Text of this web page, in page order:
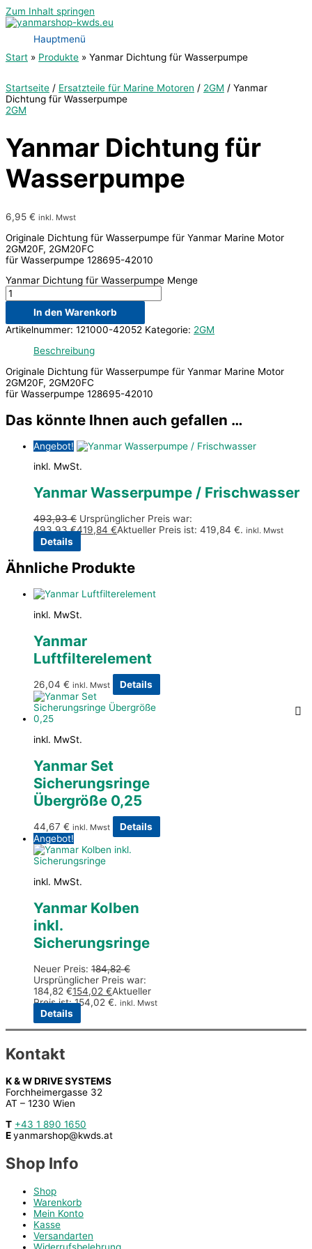
Zum Inhalt springen
Hauptmenü
Start
Produkte Yanmar Dichtung für Wasserpumpe
Startseite / Ersatzteile für Marine Motoren / 2GM / Yanmar
Dichtung für Wasserpumpe
2GM
Yanmar Dichtung für
Wasserpumpe
6,95 € inkl. Mwst
Originale Dichtung für Wasserpumpe für Yanmar Marine Motor
2GM20F, 2GM20FC
für Wasserpumpe 128695-42010
Yanmar Dichtung für Wasserpumpe Menge
In den Warenkorb
Artikelnummer: 121000-42052 Kategorie: 2GM
Beschreibung
Originale Dichtung für Wasserpumpe für Yanmar Marine Motor
2GM20F, 2GM20FC
für Wasserpumpe 128695-42010
Das könnte Ihnen auch gefallen …
Angebot!
inkl. MwSt.
Yanmar Wasserpumpe / Frischwasser
493,93€ Ursprünglicher Preis war:
493,93 €419,84 €Aktueller Preis ist: 419,84 €. inkl. Mwst
Details
Ähnliche Produkte
inkl. MwSt.
Yanmar
Luftfilterelement
26,04 € inkl. Mwst Details
inkl. MwSt.
Yanmar Set
Sicherungsringe
Übergröße 0,25
44,67 € inkl. Mwst
Details
Angebot!
inkl. MwSt.
Yanmar Kolben
inkl.
Sicherungsringe
Neuer Preis: 184,82€
Ursprünglicher Preis war:
184,82 €154,02 €Aktueller
Preis ist: 154,02 €. inkl. Mwst
Details
Kontakt
K & W DRIVE SYSTEMS
Forchheimergasse 32
AT – 1230 Wien
T +43 1 890 1650
Eyanmarshop@kwds.at
Shop Info
Shop
Warenkorb
Mein Konto
Kasse
Versandarten
Widerrufsbelehrung